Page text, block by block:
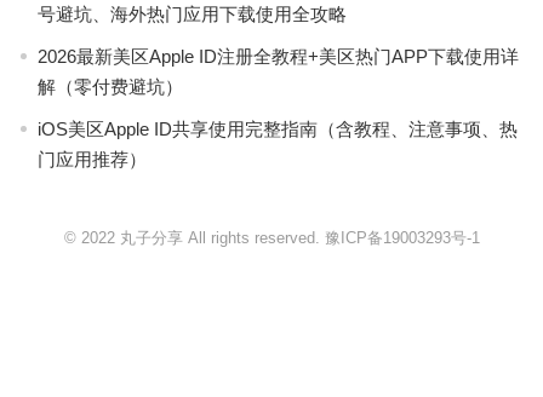
号避坑、海外热门应用下载使用全攻略
2026最新美区Apple ID注册全教程+美区热门APP下载使用详
解（零付费避坑）
iOS美区Apple ID共享使用完整指南（含教程、注意事项、热
门应用推荐）
© 2022 丸子分享 All rights reserved. 豫ICP备19003293号-1